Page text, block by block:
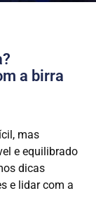
a birra
mas
e equilibrado
dicas
e lidar com a